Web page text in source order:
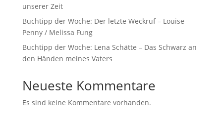
unserer Zeit
Buchtipp der Woche: Der letzte Weckruf – Louise
Penny / Melissa Fung
Buchtipp der Woche: Lena Schätte – Das Schwarz an
den Händen meines Vaters
Neueste Kommentare
Es sind keine Kommentare vorhanden.